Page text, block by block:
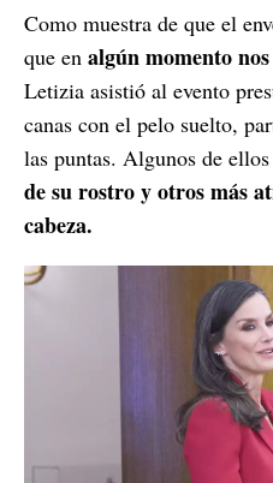
Como muestra de que el
que en algún momento
Letizia asistió al evento
canas con el pelo suelto,
las puntas. Algunos de ellos
de su rostro y otros más
cabeza.